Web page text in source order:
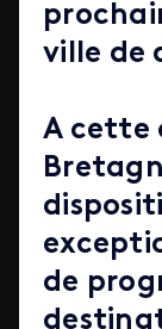
ville de
A cette
de